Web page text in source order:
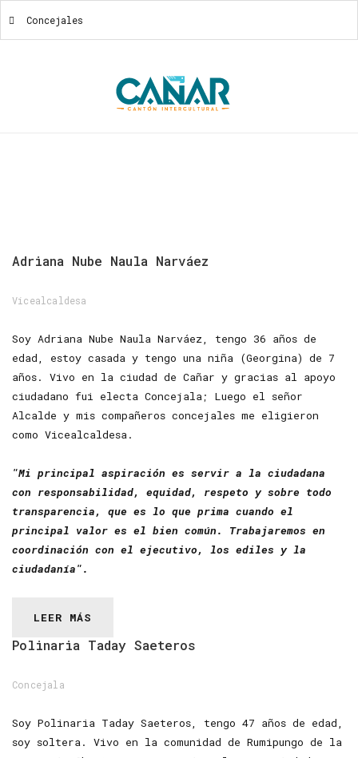
Concejales
Adriana Nube Naula Narváez
Vicealcaldesa
Soy Adriana Nube Naula Narváez, tengo 36 años de
edad, estoy casada y tengo una niña (Georgina) de 7
años. Vivo en la ciudad de Cañar y gracias al apoyo
ciudadano fui electa Concejala; Luego el señor
Alcalde y mis compañeros concejales me eligieron
como Vicealcaldesa.
"Mi principal aspiración es servir a la ciudadana
con responsabilidad, equidad, respeto y sobre todo
transparencia, que es lo que prima cuando el
principal valor es el bien común. Trabajaremos en
coordinación con el ejecutivo, los ediles y la
ciudadanía".
LEER MÁS
Polinaria Taday Saeteros
Concejala
Soy Polinaria Taday Saeteros, tengo 47 años de edad,
soy soltera. Vivo en la comunidad de Rumipungo de la